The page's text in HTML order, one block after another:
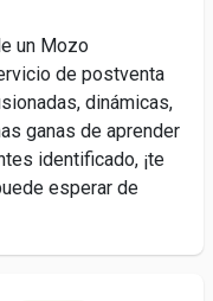
un Mozo
de postventa
dinámicas,
ganas de aprender
identificado, ¡te
esperar de